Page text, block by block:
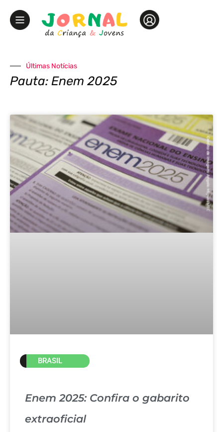
Últimas Notícias
Pauta: Enem 2025
BRASIL
Enem 2025: Confira o gabarito
extraoficial